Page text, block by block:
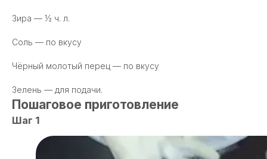
Зира — ½ ч. л.
Соль — по вкусу
Чёрный молотый перец — по вкусу
Зелень — для подачи.
Пошаговое приготовление
Шаг 1